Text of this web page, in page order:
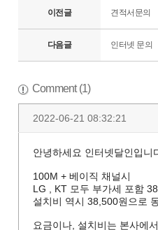
이전글 견적서문의
다음글 인터넷 문의
Comment (1)
2022-06-21 08:32:21
안녕하세요 인터넷달인입니
100M + 베이직 채널시
LG , KT 모두 부가세 포함
설치비 역시 38,500원으로
요금이나, 설치비는 본사에